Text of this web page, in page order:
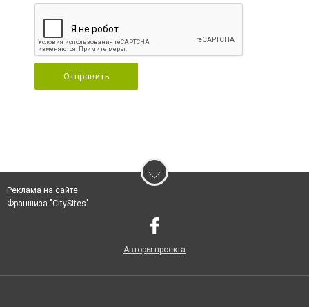
Отправить
Реклама на сайте
Франшиза "CitySites"
Авторы проекта